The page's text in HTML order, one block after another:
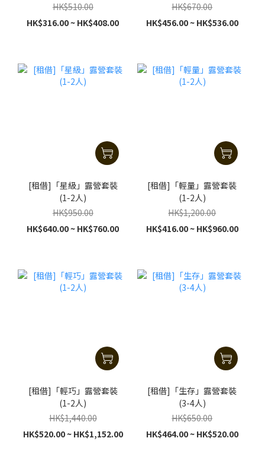
HK$510.00
HK$316.00 ~ HK$408.00
HK$670.00
HK$456.00 ~ HK$536.00
[租借]「星級」露營套裝
(1-2人)
HK$950.00
HK$640.00 ~ HK$760.00
[租借]「輕量」露營套裝
(1-2人)
HK$1,200.00
HK$416.00 ~ HK$960.00
[租借]「輕巧」露營套裝
(1-2人)
HK$1,440.00
HK$520.00 ~ HK$1,152.00
[租借]「生存」露營套裝
(3-4人)
HK$650.00
HK$464.00 ~ HK$520.00